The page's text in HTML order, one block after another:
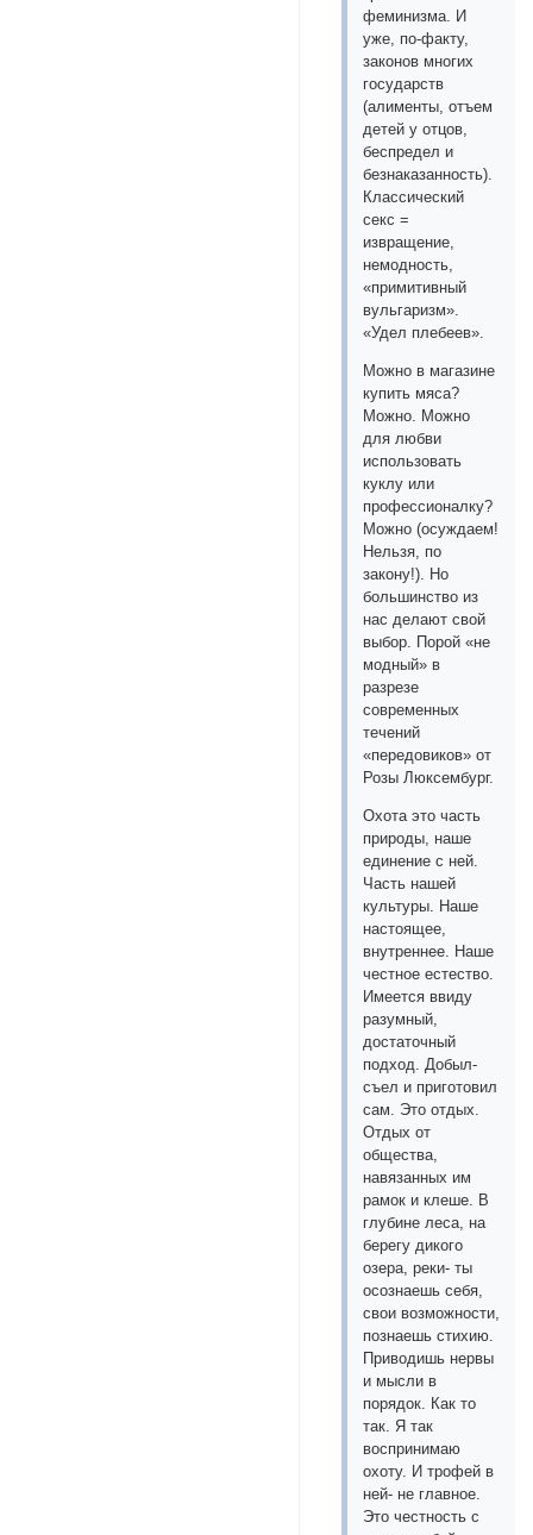
феминизма. И
уже, по-факту,
законов многих
государств
(алименты, отъем
детей у отцов,
беспредел и
безнаказанность).
Классический
секс =
извращение,
немодность,
«примитивный
вульгаризм».
«Удел плебеев».
Можно в магазине
купить мяса?
Можно. Можно
для любви
использовать
куклу или
профессионалку?
Можно (осуждаем!
Нельзя, по
закону!). Но
большинство из
нас делают свой
выбор. Порой «не
модный» в
разрезе
современных
течений
«передовиков» от
Розы Люксембург.
Охота это часть
природы, наше
единение с ней.
Часть нашей
культуры. Наше
настоящее,
внутреннее. Наше
честное естество.
Имеется ввиду
разумный,
достаточный
подход. Добыл-
съел и приготовил
сам. Это отдых.
Отдых от
общества,
навязанных им
рамок и клеше. В
глубине леса, на
берегу дикого
озера, реки- ты
осознаешь себя,
свои возможности,
познаешь стихию.
Приводишь нервы
и мысли в
порядок. Как то
так. Я так
воспринимаю
охоту. И трофей в
ней- не главное.
Это честность с